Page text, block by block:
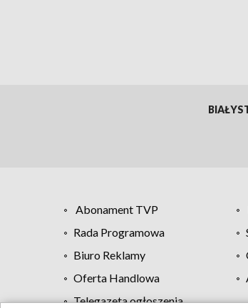
Abonament TVP
Rada Programowa
Biuro Reklamy
Oferta Handlowa
Telegazeta ogłoszenia